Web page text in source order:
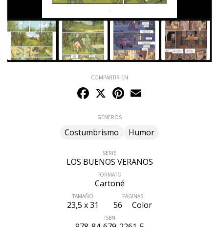
COMPARTIR EN
Facebook
X Pinterest
GÉNEROS
Costumbrismo Humor
SERIE
LOS BUENOS VERANOS
FORMATO
Cartoné
TAMAÑO
23,5 x 31
PÁGINAS
56 Color
ISBN